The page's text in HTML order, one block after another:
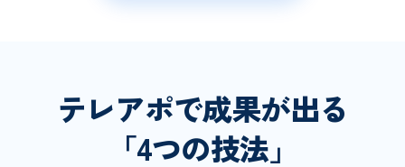
テレアポで成果が出る
「4つの技法」